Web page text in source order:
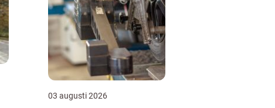
03 augusti 2026